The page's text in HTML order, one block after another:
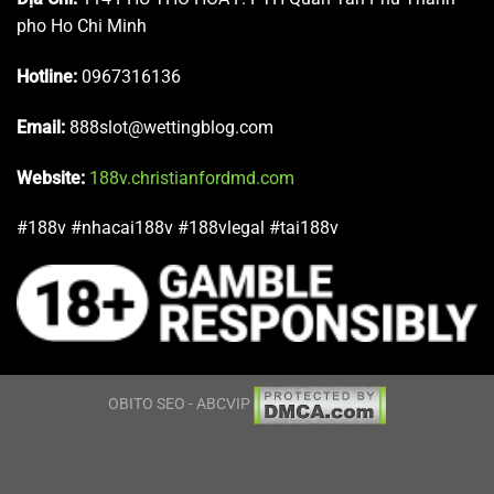
không ngừng nỗ lực nâng cấp hệ thống bảo mật để sảnh
chơi 188vluôn là điểm đến tin cậy nhất. Nếu có bất kỳ thắc
mắc nào về cách chúng tôi xử lý dữ liệu của bạn, đừng
pho Ho Chi Minh
Hotline: 0967316136
Email: 888slot@wettingblog.com
Website: 188v.christianfordmd.com
#188v #nhacai188v #188vlegal #tai188v
OBITO SEO - ABCVIP